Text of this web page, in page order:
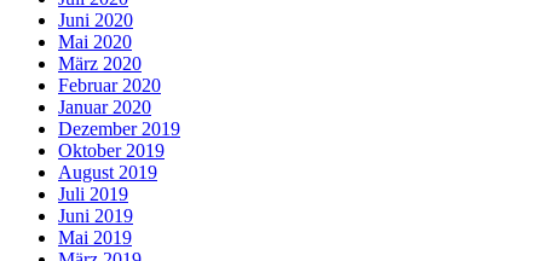
Juni 2020
Mai 2020
März 2020
Februar 2020
Januar 2020
Dezember 2019
Oktober 2019
August 2019
Juli 2019
Juni 2019
Mai 2019